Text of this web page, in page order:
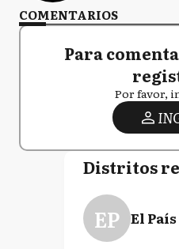
COMENTARIOS
Para
Por favor,
Distritos
EP El País